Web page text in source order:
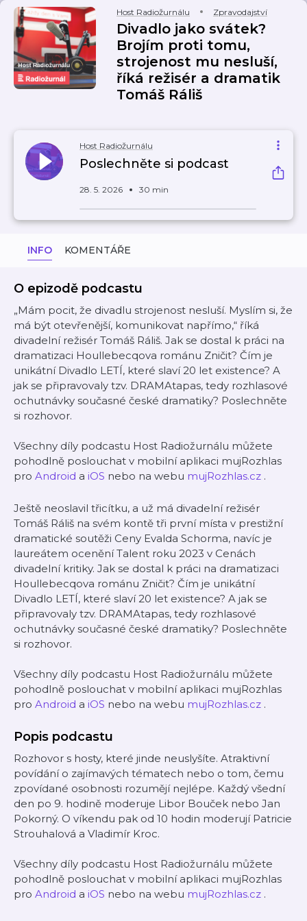
Host Radiožurnálu Zpravodajství
Divadlo jako svátek?
Brojím proti tomu,
strojenost mu nesluší,
říká režisér a dramatik
Tomáš Ráliš
Host Radiožurnálu
Poslechněte si podcast
28. 5. 2026 30 min
INFO KOMENTÁŘE
O epizodě podcastu
„Mám pocit, že divadlu strojenost nesluší. Myslím si, že
má být otevřenější, komunikovat napřímo,“ říká
divadelní režisér Tomáš Ráliš. Jak se dostal k práci na
dramatizaci Houllebecqova románu Zničit? Čím je
unikátní Divadlo LETÍ, které slaví 20 let existence? A
jak se připravovaly tzv. DRAMAtapas, tedy rozhlasové
ochutnávky současné české dramatiky? Poslechněte
si rozhovor.
Všechny díly podcastu Host Radiožurnálu můžete
pohodlně poslouchat v mobilní aplikaci mujRozhlas
pro Android a iOS nebo na webu mujRozhlas.cz .
Ještě neoslavil třicítku, a už má divadelní režisér
Tomáš Ráliš na svém kontě tři první místa v prestižní
dramatické soutěži Ceny Evalda Schorma, navíc je
laureátem ocenění Talent roku 2023 v Cenách
divadelní kritiky. Jak se dostal k práci na dramatizaci
Houllebecqova románu Zničit? Čím je unikátní
Divadlo LETÍ, které slaví 20 let existence? A jak se
připravovaly tzv. DRAMAtapas, tedy rozhlasové
ochutnávky současné české dramatiky? Poslechněte
si rozhovor.
Všechny díly podcastu Host Radiožurnálu můžete
pohodlně poslouchat v mobilní aplikaci mujRozhlas
pro Android a iOS nebo na webu mujRozhlas.cz .
Popis podcastu
Rozhovor s hosty, které jinde neuslyšíte. Atraktivní
povídání o zajímavých tématech nebo o tom, čemu
zpovídané osobnosti rozumějí nejlépe. Každý všední
den po 9. hodině moderuje Libor Bouček nebo Jan
Pokorný. O víkendu pak od 10 hodin moderují Patricie
Strouhalová a Vladimír Kroc.
Všechny díly podcastu Host Radiožurnálu můžete
pohodlně poslouchat v mobilní aplikaci mujRozhlas
pro Android a iOS nebo na webu mujRozhlas.cz .